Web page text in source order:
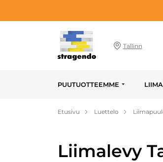
Tallinn
PUUTUOTTEEMME
Etusivu Luettelo
Liimalevy